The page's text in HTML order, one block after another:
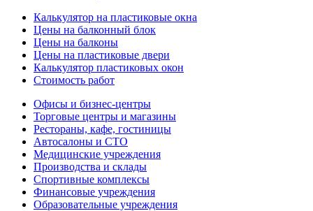
Калькулятор на пластиковые окна
Цены на балконный блок
Цены на балконы
Цены на пластиковые двери
Калькулятор пластиковых окон
Стоимость работ
Офисы и бизнес-центры
Торговые центры и магазины
Рестораны, кафе, гостиницы
Автосалоны и СТО
Медицинские учреждения
Производства и склады
Спортивные комплексы
Финансовые учреждения
Образовательные учреждения